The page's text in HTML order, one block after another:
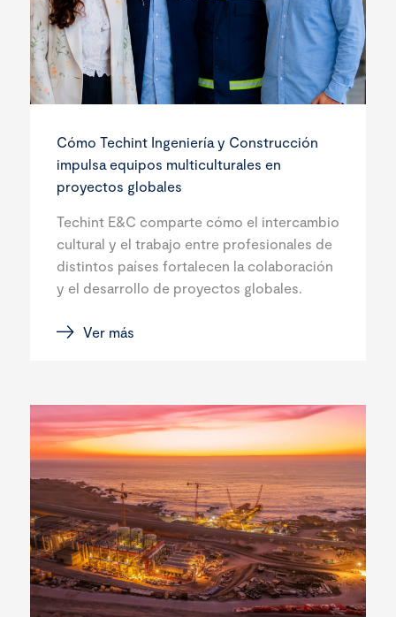
Cómo Techint Ingeniería y Construcción
impulsa equipos multiculturales en
proyectos globales
Techint E&C comparte cómo el intercambio
cultural y el trabajo entre profesionales de
distintos países fortalecen la colaboración
y el desarrollo de proyectos globales.
Ver más